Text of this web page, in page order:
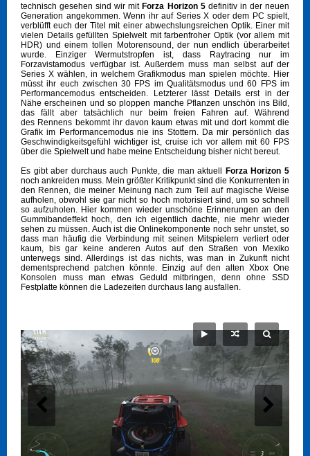
technisch gesehen sind wir mitForza Horizon 5definitiv in der neuen
Generation angekommen. Wenn ihr auf Series X oder dem PC spielt,
verblüfft euch der Titel mit einer abwechslungsreichen Optik. Einer mit
vielen Details gefüllten Spielwelt mit farbenfroher Optik (vor allem mit
HDR) und einem tollen Motorensound, der nun endlich überarbeitet
wurde. Einziger Wermutstropfen ist, dass Raytracing nur im
Forzavistamodus verfügbar ist. Außerdem muss man selbst auf der
Series X wählen, in welchem Grafikmodus man spielen möchte. Hier
müsst ihr euch zwischen 30 FPS im Qualitätsmodus und 60 FPS im
Performancemodus entscheiden. Letzterer lässt Details erst in der
Nähe erscheinen und so ploppen manche Pflanzen unschön ins Bild,
das fällt aber tatsächlich nur beim freien Fahren auf. Während
des Rennens bekommt ihr davon kaum etwas mit und dort kommt die
Grafik im Performancemodus nie ins Stottern. Da mir persönlich das
Geschwindigkeitsgefühl wichtiger ist, cruise ich vor allem mit 60 FPS
über die Spielwelt und habe meine Entscheidung bisher nicht bereut.
Es gibt aber durchaus auch Punkte, die man aktuell Forza Horizon 5
noch ankreiden muss. Mein größter Kritikpunkt sind die Konkurrenten in
den Rennen, die meiner Meinung nach zum Teil auf magische Weise
aufholen, obwohl sie gar nicht so hoch motorisiert sind, um so schnell
so aufzuholen. Hier kommen wieder unschöne Erinnerungen an den
Gummibandeffekt hoch, den ich eigentlich dachte, nie mehr wieder
sehen zu müssen. Auch ist die Onlinekomponente noch sehr unstet, so
dass man häufig die Verbindung mit seinen Mitspielern verliert oder
kaum, bis gar keine anderen Autos auf den Straßen von Mexiko
unterwegs sind. Allerdings ist das nichts, was man in Zukunft nicht
dementsprechend patchen könnte. Einzig auf den alten Xbox One
Konsolen muss man etwas Geduld mitbringen, denn ohne SSD
Festplatte können die Ladezeiten durchaus lang ausfallen.